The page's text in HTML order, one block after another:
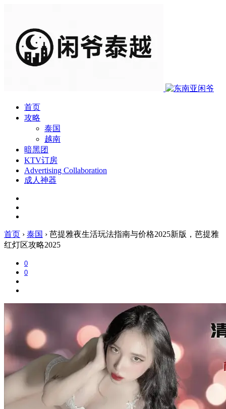
首页
攻略
泰国
越南
暗黑团
KTV订房
Advertising Collaboration
成人神器
首页 › 泰国 › 芭提雅夜生活玩法指南与价格2025新版，芭提雅
红灯区攻略2025
0
0